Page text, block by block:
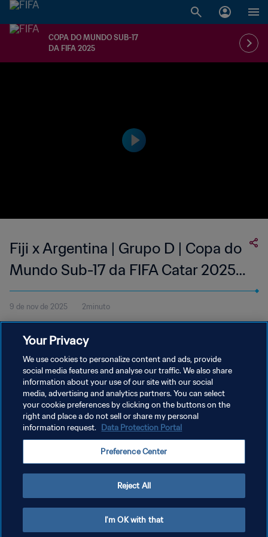
COPA DO MUNDO SUB-17
DA FIFA 2025
Fiji x Argentina | Grupo D | Copa do
Mundo Sub-17 da FIFA Catar 2025™
| Melhores momentos
9 de nov de 2025 2minuto
disputado na Aspire Zone, em Doha, 9 de novembro, às 15h30
(horário local).
POLÍTICA DE PRIVACIDADE
ADMINISTRAR AS PREFERÊNCIAS DE COOKIES
Copyright © 1994-2026 FIFA. Todos os direitos reservados.
Your Privacy
We use cookies to personalize content and ads, provide
social media features and analyse our traffic. We also share
information about your use of our site with our social
media, advertising and analytics partners. You can select
your cookie preferences by clicking on the buttons on the
right and place a do not sell or share my personal
information request. Data Protection Portal
Preference Center
Reject All
I'm OK with that